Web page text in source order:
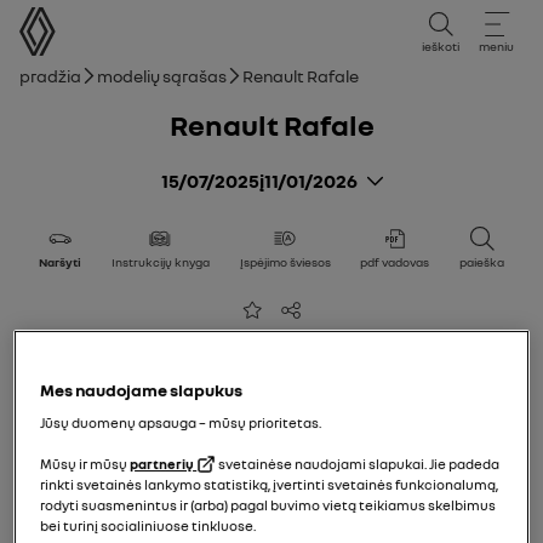
vartotojo vadovas
ieškoti meniu
Naršymo kelias
Pradžia Modelių sąrašas Renault Rafale
Renault Rafale
15/07/2025į11/01/2026
Naršyti Instrukcijų knyga Įspėjimo šviesos pdf vadovas paieška
Pridėti prie mėgstamų
Bendrinti
Mes naudojame slapukus
Jūsų duomenų apsauga – mūsų prioritetas.
Mūsų ir mūsųpartnerių
svetainėse naudojami slapukai. Jie padeda
rinkti svetainės lankymo statistiką, įvertinti svetainės funkcionalumą,
rodyti suasmenintus ir (arba) pagal buvimo vietą teikiamus skelbimus
bei turinį socialiniuose tinkluose.